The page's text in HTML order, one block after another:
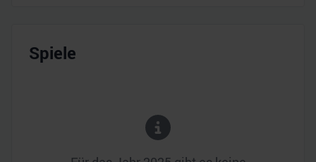
Spiele